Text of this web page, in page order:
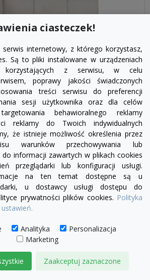
visibility
boku | sofa modułowa - element
prosty SL/SP
1 780,00 zł
DODAJ DO KOSZYKA
ciasteczek!
serwis internetowy, z którego korzystasz,
Są to pliki instalowane w urządzeniach
korzystających z serwisu, w celu
poprawy jakości świadczonych
treści serwisu do preferencji
sesji użytkownika oraz dla celów
behawioralnego reklamy
reklamy do Twoich indywidualnych
że istnieje możliwość określenia przez
warunków przechowywania lub
do informacji zawartych w plikach cookies
przeglądarki lub konfiguracji usługi.
na ten temat dostępne są u
u dostawcy usługi dostępu do
prywatności plików cookies. Polityka
Analityka
Personalizacja
Marketing
Zaakceptuj zaznaczone